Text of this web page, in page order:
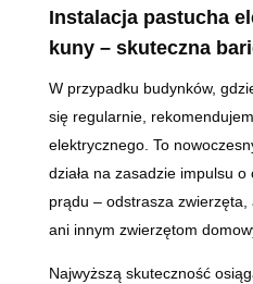
Instalacja pastucha
kuny – skuteczna
W przypadku budynków,
się regularnie,
elektrycznego. To
działa na zasadzie impulsu
prądu – odstrasza
ani innym zwierzętom
Najwyższą skuteczność